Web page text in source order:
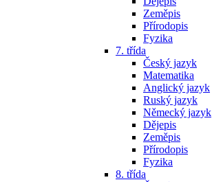
Zeměpis
Přírodopis
Fyzika
7. třída
Český jazyk
Matematika
Anglický jazyk
Ruský jazyk
Německý jazyk
Dějepis
Zeměpis
Přírodopis
Fyzika
8. třída